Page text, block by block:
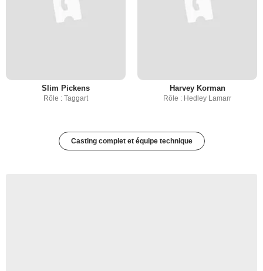
Slim Pickens
Rôle : Taggart
Harvey Korman
Rôle : Hedley Lamarr
Casting complet et équipe technique